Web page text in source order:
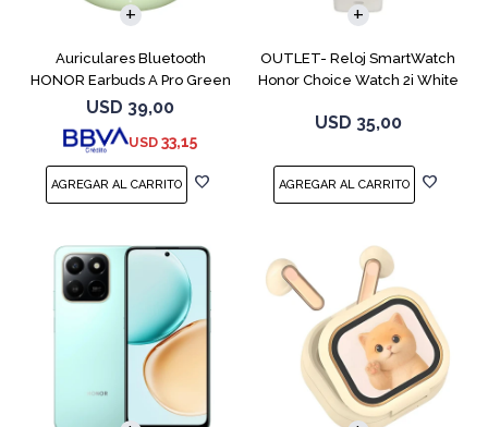
Auriculares Bluetooth
HONOR Earbuds A Pro Green
USD 39,00
USD 33,15
OUTLET- Reloj SmartWatch
Honor Choice Watch 2i White
USD 35,00
COMPARAR